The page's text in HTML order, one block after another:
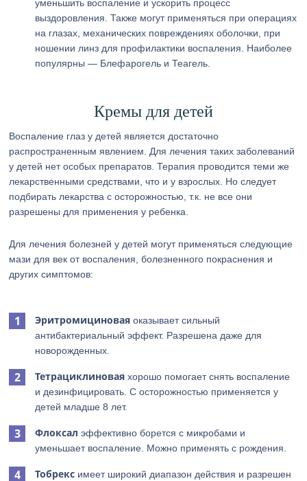
уменьшить воспаление и ускорить процесс
выздоровления. Также могут применяться при операциях
на глазах, механических повреждениях оболочки, при
ношении линз для профилактики воспаления. Наиболее
популярны — Блефарогель и Теагель.
Кремы для детей
Воспаление глаз у детей является достаточно
распространенным явлением. Для лечения таких заболеваний
у детей нет особых препаратов. Терапия проводится теми же
лекарственными средствами, что и у взрослых. Но следует
подбирать лекарства с осторожностью, т.к. не все они
разрешены для применения у ребенка.
Для лечения болезней у детей могут применяться следующие
мази для век от воспаления, болезненного покраснения и
других симптомов:
Эритромициновая оказывает сильный
антибактериальный эффект. Разрешена даже для
новорожденных.
Тетрациклиновая хорошо помогает снять воспаление
и дезинфицировать. С осторожностью применяется у
детей младше 8 лет.
Флоксал эффективно борется с микробами и
уменьшает воспаление. Можно применять с рождения.
Тобрекс имеет широкий диапазон действия и разрешен